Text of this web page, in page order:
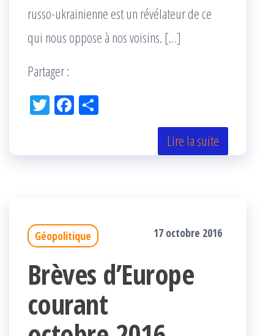
russo-ukrainienne est un révélateur de ce
qui nous oppose à nos voisins. […]
Partager :
Tw Fac
k r
Lire la suite
Géopolitique 17 octobre 2016
Brèves d’Europe
courant